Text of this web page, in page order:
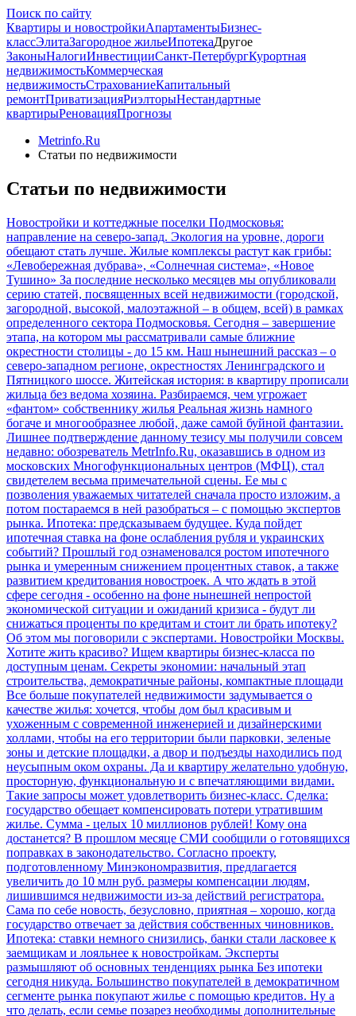
Поиск по сайту
Квартиры и новостройкиАпартаментыБизнес-
классЭлитаЗагородное жильеИпотекаДругое
ЗаконыНалогиИнвестицииСанкт-ПетербургКурортная
недвижимостьКоммерческая
недвижимостьСтрахованиеКапитальный
ремонтПриватизацияРиэлторыНестандартные
квартирыРеновацияПрогнозы
Metrinfo.Ru
Статьи по недвижимости
Статьи по недвижимости
Новостройки и коттеджные поселки Подмосковья:
направление на северо-запад. Экология на уровне, дороги
обещают стать лучше. Жилые комплексы растут как грибы:
«Левобережная дубрава», «Солнечная система», «Новое
Тушино» За последние несколько месяцев мы опубликовали
серию статей, посвященных всей недвижимости (городской,
загородной, высокой, малоэтажной – в общем, всей) в рамках
определенного сектора Подмосковья. Сегодня – завершение
этапа, на котором мы рассматривали самые ближние
окрестности столицы - до 15 км. Наш нынешний рассказ – о
северо-западном регионе, окрестностях Ленинградского и
Пятницкого шоссе. Житейская история: в квартиру прописали
жильца без ведома хозяина. Разбираемся, чем угрожает
«фантом» собственнику жилья Реальная жизнь намного
богаче и многообразнее любой, даже самой буйной фантазии.
Лишнее подтверждение данному тезису мы получили совсем
недавно: обозреватель MetrInfo.Ru, оказавшись в одном из
московских Многофункциональных центров (МФЦ), стал
свидетелем весьма примечательной сцены. Ее мы с
позволения уважаемых читателей сначала просто изложим, а
потом постараемся в ней разобраться – с помощью экспертов
рынка. Ипотека: предсказываем будущее. Куда пойдет
ипотечная ставка на фоне ослабления рубля и украинских
событий? Прошлый год ознаменовался ростом ипотечного
рынка и умеренным снижением процентных ставок, а также
развитием кредитования новостроек. А что ждать в этой
сфере сегодня - особенно на фоне нынешней непростой
экономической ситуации и ожиданий кризиса - будут ли
снижаться проценты по кредитам и стоит ли брать ипотеку?
Об этом мы поговорили с экспертами. Новостройки Москвы.
Хотите жить красиво? Ищем квартиры бизнес-класса по
доступным ценам. Секреты экономии: начальный этап
строительства, демократичные районы, компактные площади
Все больше покупателей недвижимости задумывается о
качестве жилья: хочется, чтобы дом был красивым и
ухоженным с современной инженерией и дизайнерскими
холлами, чтобы на его территории были парковки, зеленые
зоны и детские площадки, а двор и подъезды находились под
неусыпным оком охраны. Да и квартиру желательно удобную,
просторную, функциональную и с впечатляющими видами.
Такие запросы может удовлетворить бизнес-класс. Сделка:
государство обещает компенсировать потери утратившим
жилье. Сумма - целых 10 миллионов рублей! Кому она
достанется? В прошлом месяце СМИ сообщили о готовящихся
поправках в законодательство. Согласно проекту,
подготовленному Минэкономразвития, предлагается
увеличить до 10 млн руб. размеры компенсации людям,
лишившимся недвижимости из-за действий регистратора.
Сама по себе новость, безусловно, приятная – хорошо, когда
государство отвечает за действия собственных чиновников.
Ипотека: ставки немного снизились, банки стали ласковее к
заемщикам и лояльнее к новостройкам. Эксперты
размышляют об основных тенденциях рынка Без ипотеки
сегодня никуда. Большинство покупателей в демократичном
сегменте рынка покупают жилье с помощью кредитов. Ну а
что делать, если семье позарез необходимы дополнительные